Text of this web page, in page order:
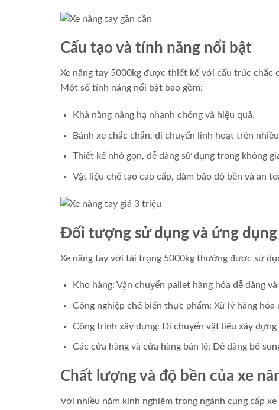
Cấu tạo và tính năng nổi bật
Xe nâng tay 5000kg được thiết kế với cấu trúc chắc
Một số tính năng nổi bật bao gồm:
Khả năng nâng hạ nhanh chóng và hiệu quả.
Bánh xe chắc chắn, di chuyển linh hoạt trên
Thiết kế nhỏ gọn, dễ dàng sử dụng trong không
Vật liệu chế tạo cao cấp, đảm bảo độ bền và an
Đối tượng sử dụng và ứng dụng
Xe nâng tay với tải trọng 5000kg thường được sử
Kho hàng: Vận chuyển pallet hàng hóa dễ dàng
Công nghiệp chế biến thực phẩm: Xử lý hàng hóa
Công trình xây dựng: Di chuyển vật liệu xây dựng
Các cửa hàng và cửa hàng bán lẻ: Dễ dàng bổ
Chất lượng và độ bền của xe
Với nhiều năm kinh nghiệm trong ngành cung cấp